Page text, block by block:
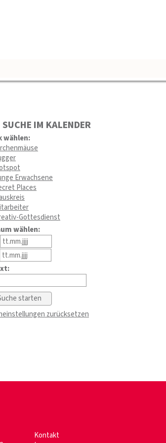
SUCHE IM KALENDER
wählen:
Erwachsene
Places
Gottesdienst
wählen:
zurücksetzen
Kontakt